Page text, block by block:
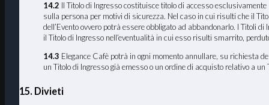
14.2 Il Titolo di Ingresso costituisce titolo di accesso
sulla persona per motivi di sicurezza. Nel caso in cui risulti che il
dell’Evento ovvero potrà essere obbligato ad abbandonarlo. I Titoli
il Titolo di Ingresso nell’eventualità in cui esso risulti smarrito,
14.3 Elegance Cafè potrà in ogni momento annullare, su richiesta
un Titolo di Ingresso già emesso o un ordine di acquisto relativo a
15. Divieti